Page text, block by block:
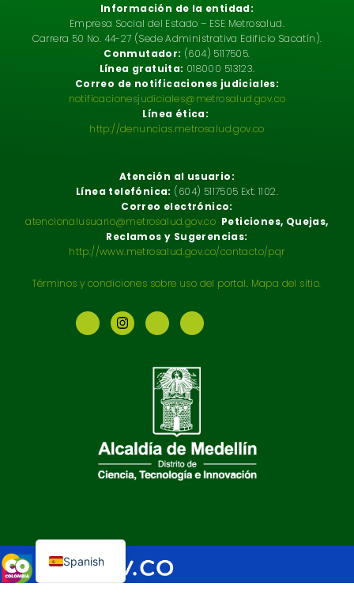
Información de la entidad:
Empresa Social del Estado – ESE Metrosalud.
Carrera 50 No. 44-27 (Sede Administrativa Edificio Sacatín).
Conmutador: (604) 5117505.
Línea gratuita: 018000 513123.
Correo de notificaciones judiciales:
notificacionesjudiciales@metrosalud.gov.co
Línea ética:
http://denuncias.metrosalud.gov.co
Atención al usuario:
Línea telefónica: (604) 5117505 Ext. 1102.
Correo electrónico:
atencionalusuario@metrosalud.gov.co Peticiones, Quejas,
Reclamos y Sugerencias:
http://www.metrosalud.gov.co/contacto/pqr
Términos y condiciones sobre uso del portal. Mapa del sitio.
Spanish